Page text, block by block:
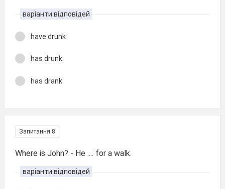
варіанти відповідей
have drunk
has drunk
has drank
Запитання 8
Where is John? - He .... for a walk.
варіанти відповідей